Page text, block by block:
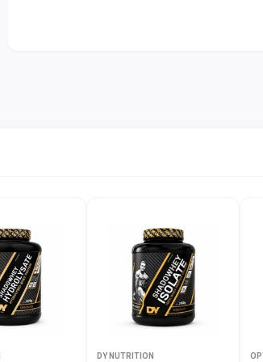
Blend)
BCAA (Chuỗi axit amin
phân nhánh)
~5-6g
Glutamine & Precursors ~4-5g
DY NUTRITION